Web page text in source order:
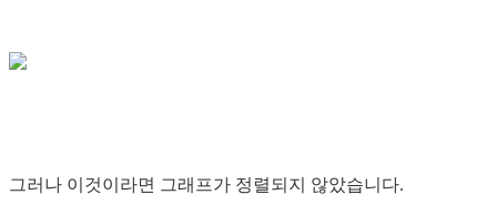
그러나 이것이라면 그래프가 정렬되지 않았습니다.